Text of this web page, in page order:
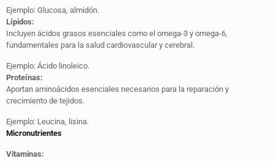
Ejemplo: Glucosa, almidón.
Lípidos:
Incluyen ácidos grasos esenciales como el omega-3 y omega-6,
fundamentales para la salud cardiovascular y cerebral.
Ejemplo: Ácido linoleico.
Proteínas:
Aportan aminoácidos esenciales necesarios para la reparación y
crecimiento de tejidos.
Ejemplo: Leucina, lisina.
Micronutrientes
Vitaminas: